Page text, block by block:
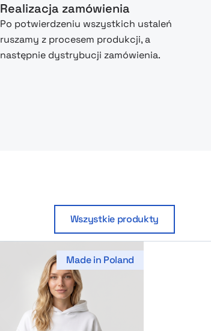
Realizacja zamówienia
Po potwierdzeniu wszystkich ustaleń
ruszamy z procesem produkcji, a
następnie dystrybucji zamówienia.
Wszystkie produkty
Made in Poland